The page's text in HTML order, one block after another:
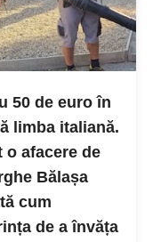
50 de euro în
limba italiană.
o afacere de
Bălașa
cum
de a învăța